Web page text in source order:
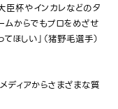
臣杯やインカレなどのタ
ムからでもプロをめざせ
ほしい」（猪野毛選手）
ディアからさまざまな質